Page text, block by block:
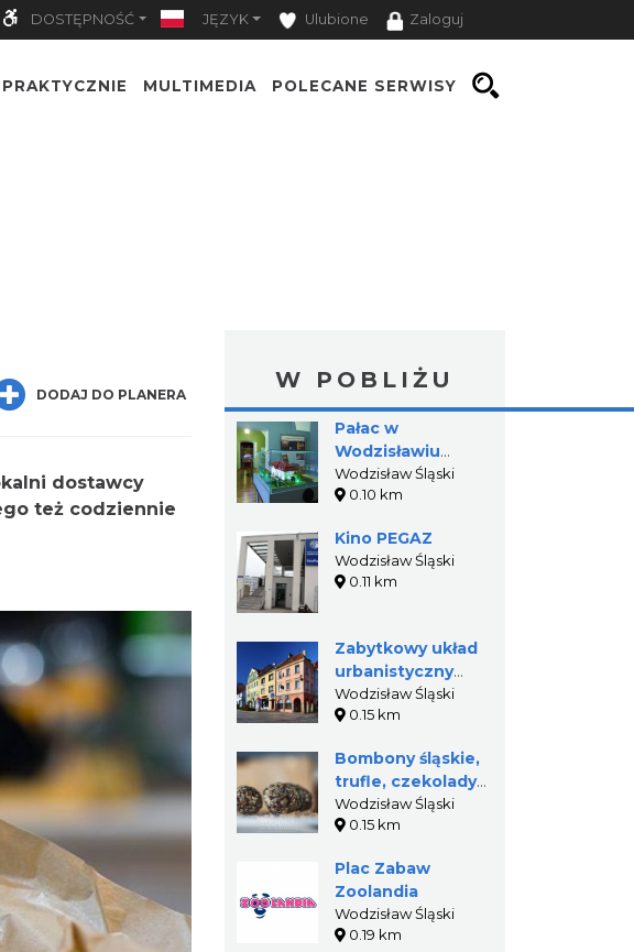
DOSTĘPNOŚĆ JĘZYK Ulubione Zaloguj
PRAKTYCZNIE MULTIMEDIA POLECANE SERWISY
DODAJ DO PLANERA
dostawcy
też codziennie
W POBLIŻU
Pałac w
Wodzisławiu
Śląskim - Muzeum
Miejskie
Wodzisław Śląski
0.10 km
Kino PEGAZ
Wodzisław Śląski
0.11 km
Zabytkowy układ
urbanistyczny
Wodzisławia
Śląskiego
Wodzisław Śląski
0.15 km
Bombony śląskie,
trufle, czekolady,
cwibak śląski
Wodzisław Śląski
0.15 km
Plac Zabaw
Zoolandia
Wodzisław Śląski
0.19 km